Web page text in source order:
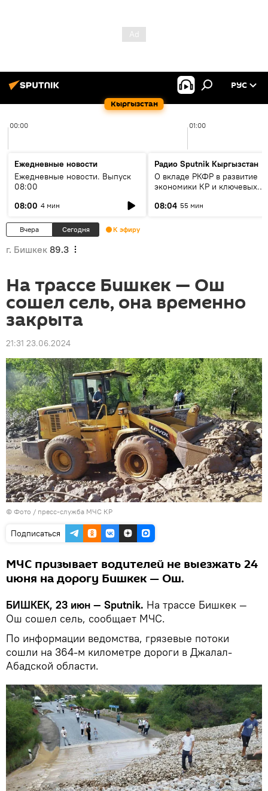
Кыргызстан
РУС
00:00 01:00
Ежедневные новости
Ежедневные новости. Выпуск
08:00
08:00 4 мин
Радио Sputnik Кыргызстан
О вкладе РКФР в развитие
экономики КР и ключевых
08:04 55 мин
Вчера Сегодня К эфиру
г. Бишкек 89.3
На трассе Бишкек — Ош
сошел сель, она временно
закрыта
21:31 23.06.2024
© Фото / пресс-служба МЧС КР
Подписаться
МЧС призывает водителей не выезжать 24
июня на дорогу Бишкек — Ош.
БИШКЕК, 23 июн — Sputnik. На трассе Бишкек —
Ош сошел сель, сообщает МЧС.
По информации ведомства, грязевые потоки
сошли на 364-м километре дороги в Джалал-
Абадской области.